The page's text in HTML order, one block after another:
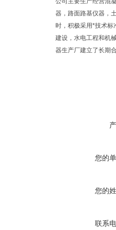
器，路面路基仪器，
时，积极采用*技术
建设，水电工程和机
器生产厂建立了长期
您的
您的
联系